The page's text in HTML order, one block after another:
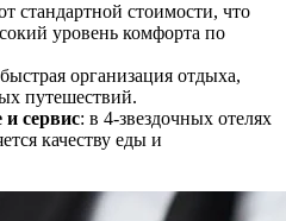
стандартной стоимости, что
уровень комфорта по
организация отдыха,
путешествий.
и сервис: в 4-звездочных отелях
качеству еды и